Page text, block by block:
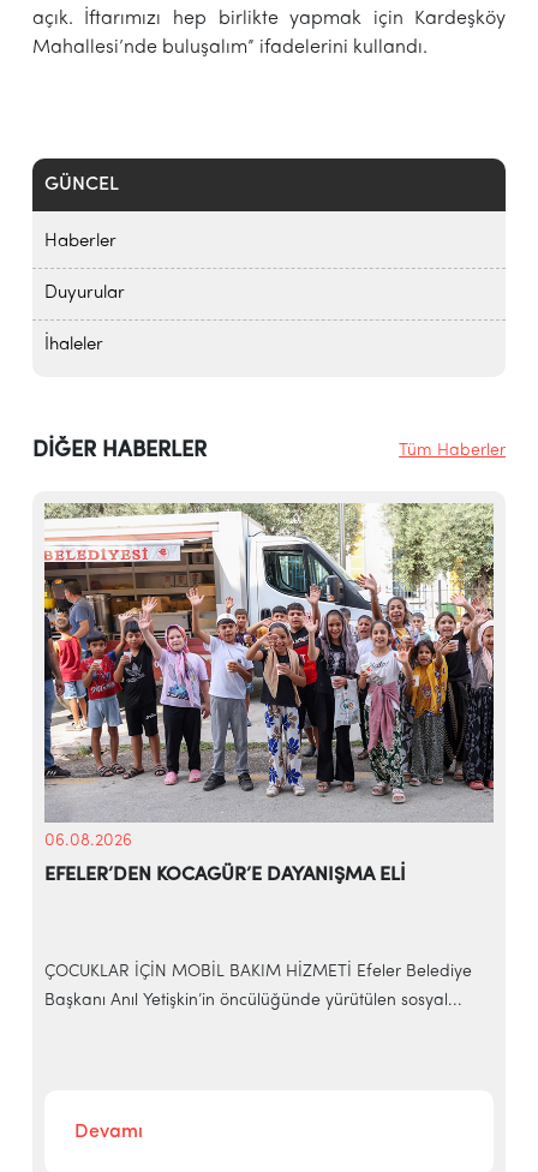
GÜNCEL
Haberler
Duyurular
İhaleler
açık. İftarımızı hep birlikte yapmak için Kardeşköy
Mahallesi’nde buluşalım” ifadelerini kullandı.
DİĞER HABERLER Tüm Haberler
06.08.2026
EFELER’DEN KOCAGÜR’E DAYANIŞMA ELİ
ÇOCUKLAR İÇİN MOBİL BAKIM HİZMETİ Efeler Belediye
Başkanı Anıl Yetişkin’in öncülüğünde yürütülen sosyal...
Devamı